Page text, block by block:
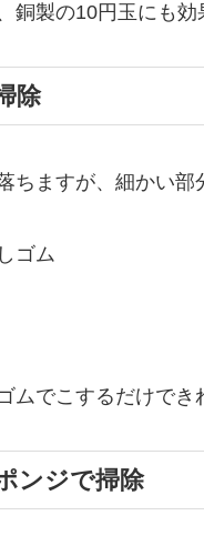
銅製の10円玉にも効
除
ちますが、細かい部
ゴム
ムでこするだけでき
ンジで掃除